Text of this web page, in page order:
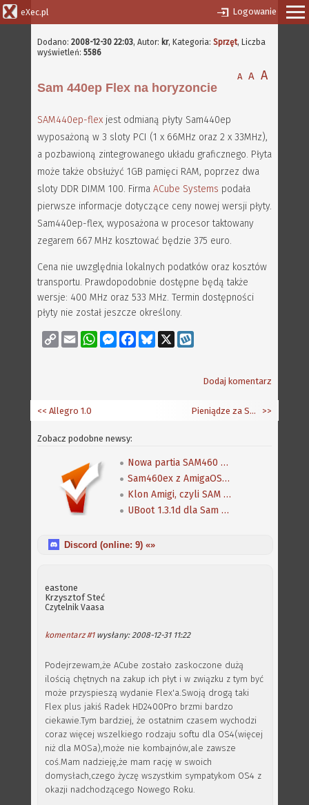
eXec.pl Logowanie
Dodano: 2008-12-30 22:03, Autor: kr, Kategoria: Sprzęt, Liczba
wyświetleń: 5586
A A A
Sam 440ep Flex na horyzoncie
SAM440ep-flex jest odmianą płyty Sam440ep
wyposażoną w 3 sloty PCI (1 x 66MHz oraz 2 x 33MHz),
a pozbawioną zintegrowanego układu graficznego. Płyta
może także obsłużyć 1GB pamięci RAM, poprzez dwa
sloty DDR DIMM 100. Firma ACube Systems podała
pierwsze informacje dotyczące ceny nowej wersji płyty.
Sam440ep-flex, wyposażona w procesor taktowany
zegarem 667 MHz kosztować będzie 375 euro.
Cena nie uwzględnia lokalnych podatków oraz kosztów
transportu. Prawdopodobnie dostępne będą także
wersje: 400 MHz oraz 533 MHz. Termin dostępności
płyty nie został jeszcze określony.
Copy
Link
Email WhatsAppMessenger
FacebookBluesky
Dodaj komentarz
Pieniądze za Sputnika trafiły do autorów OWB i NetSurf >>
<< Allegro 1.0
Zobacz podobne newsy:
Nowa partia SAM460 w sierpniu
Sam460ex z AmigaOS 4.1 dostępny w eFunzine
Klon Amigi, czyli SAM 440 z systemem AmigaOS 4.1
UBoot 1.3.1d dla Sam 440ep
Discord (online: 9) «»
eastone
Krzysztof Steć
Czytelnik Vaasa
komentarz #1wysłany: 2008-12-31 11:22
Podejrzewam,że ACube zostało zaskoczone dużą
ilością chętnych na zakup ich płyt i w związku z tym być
może przyspieszą wydanie Flex'a.Swoją drogą taki
Flex plus jakiś Radek HD2400Pro brzmi bardzo
ciekawie.Tym bardziej, że ostatnim czasem wychodzi
coraz więcej wszelkiego rodzaju softu dla OS4(więcej
niż dla MOSa),może nie kombajnów,ale zawsze
coś.Mam nadzieję,że mam rację w swoich
domysłach,czego życzę wszystkim sympatykom OS4 z
okazji nadchodzącego Nowego Roku.